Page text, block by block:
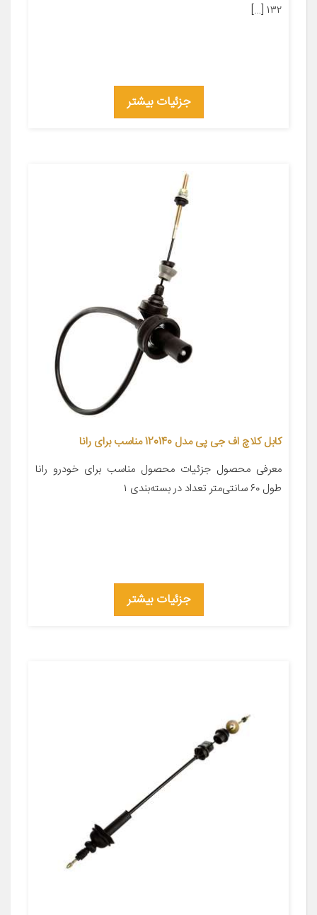
۱۳۲ […]
جزئیات بیشتر
کابل کلاچ اف جی پی مدل 120140 مناسب برای رانا
معرفی محصول جزئیات محصول مناسب برای خودرو رانا
طول ۶۰ سانتی‌متر تعداد در بسته‌بندی ۱
جزئیات بیشتر